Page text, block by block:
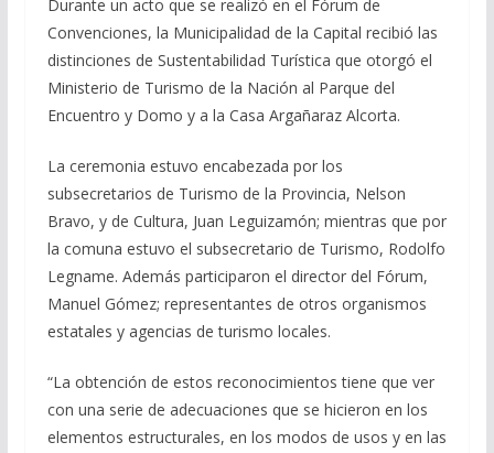
Durante un acto que se realizó en el Fórum de
Convenciones, la Municipalidad de la Capital recibió las
distinciones de Sustentabilidad Turística que otorgó el
Ministerio de Turismo de la Nación al Parque del
Encuentro y Domo y a la Casa Argañaraz Alcorta.
La ceremonia estuvo encabezada por los
subsecretarios de Turismo de la Provincia, Nelson
Bravo, y de Cultura, Juan Leguizamón; mientras que por
la comuna estuvo el subsecretario de Turismo, Rodolfo
Legname. Además participaron el director del Fórum,
Manuel Gómez; representantes de otros organismos
estatales y agencias de turismo locales.
“La obtención de estos reconocimientos tiene que ver
con una serie de adecuaciones que se hicieron en los
elementos estructurales, en los modos de usos y en las